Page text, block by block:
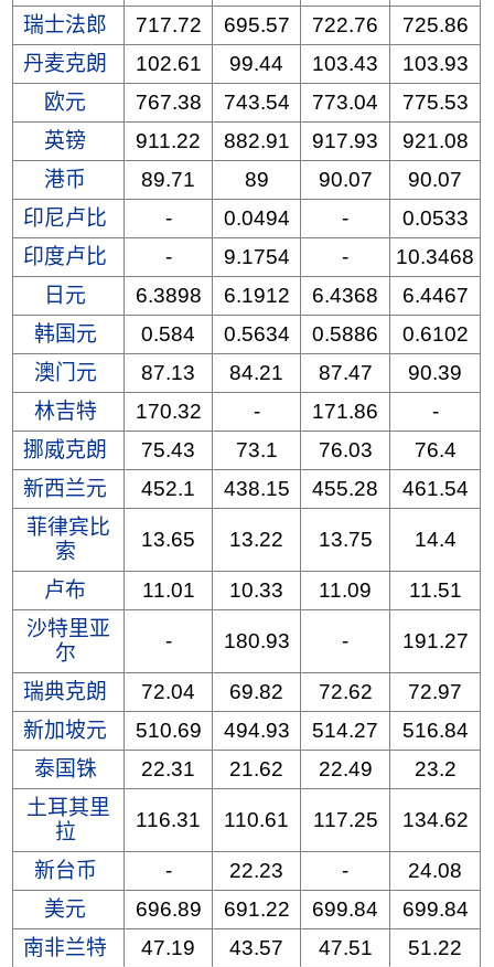
瑞士法郎
717.72 695.57 722.76
725.86
丹麦克朗
102.61 99.44 103.43
103.93
欧元
767.38 743.54 773.04
775.53
英镑
911.22 882.91 917.93
921.08
港币
89.71 89 90.07
90.07
印尼卢比
- 0.0494 -
0.0533
印度卢比
- 9.1754 -
10.3468
日元
6.3898 6.1912 6.4368
6.4467
韩国元
0.584 0.5634 0.5886
0.6102
澳门元
87.13 84.21 87.47
90.39
林吉特
170.32 - 171.86
-
挪威克朗
75.43 73.1 76.03
76.4
新西兰元
452.1 438.15 455.28
461.54
菲律宾比
索
13.65 13.22 13.75 14.4
卢布 11.01 10.33 11.09
11.51
沙特里亚
尔
- 180.93 - 191.27
瑞典克朗 72.04 69.82 72.62
72.97
新加坡元
510.69 494.93 514.27
516.84
泰国铢
22.31 21.62 22.49
23.2
土耳其里
拉
116.31 110.61 117.25 134.62
新台币 - 22.23 -
24.08
美元
696.89 691.22 699.84
699.84
南非兰特
47.19 43.57 47.51
51.22